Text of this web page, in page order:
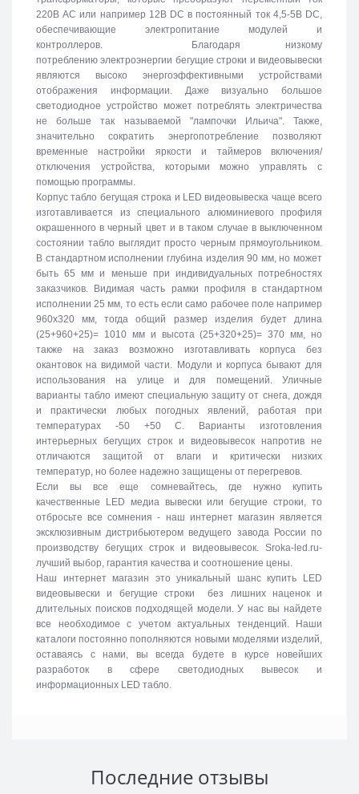
220В АС или например 12В DC в постоянный ток 4,5-5В DC,
обеспечивающие электропитание модулей и
контроллеров. Благодаря низкому
потреблению электроэнергии бегущие строки и видеовывески
являются высоко энергоэффективными устройствами
отображения информации. Даже визуально большое
светодиодное устройство может потреблять электричества
не больше так называемой "лампочки Ильича". Также,
значительно сократить энергопотребление позволяют
временные настройки яркости и таймеров включения/
отключения устройства, которыми можно управлять с
помощью программы.
Корпус табло бегущая строка и LED видеовывеска чаще всего
изготавливается из специального алюминиевого профиля
окрашенного в черный цвет и в таком случае в выключенном
состоянии табло выглядит просто черным прямоугольником.
В стандартном исполнении глубина изделия 90 мм, но может
быть 65 мм и меньше при индивидуальных потребностях
заказчиков. Видимая часть рамки профиля в стандартном
исполнении 25 мм, то есть если само рабочее поле например
960х320 мм, тогда общий размер изделия будет длина
(25+960+25)= 1010 мм и высота (25+320+25)= 370 мм, но
также на заказ возможно изготавливать корпуса без
окантовок на видимой части. Модули и корпуса бывают для
использования на улице и для помещений. Уличные
варианты табло имеют специальную защиту от снега, дождя
и практически любых погодных явлений, работая при
температурах -50 +50 C. Варианты изготовления
интерьерных бегущих строк и видеовывесок напротив не
отличаются защитой от влаги и критически низких
температур, но более надежно защищены от перегревов.
Если вы все еще сомневайтесь, где нужно купить
качественные LED медиа вывески или бегущие строки, то
отбросьте все сомнения - наш интернет магазин является
эксклюзивным дистрибьютером ведущего завода России по
производству бегущих строк и видеовывесок. Sroka-led.ru-
лучший выбор, гарантия качества и соотношение цены.
Наш интернет магазин это уникальный шанс купить LED
видеовывески и бегущие строки без лишних наценок и
длительных поисков подходящей модели. У нас вы найдете
все необходимое с учетом актуальных тенденций. Наши
каталоги постоянно пополняются новыми моделями изделий,
оставаясь с нами, вы всегда будете в курсе новейших
разработок в сфере светодиодных вывесок и
информационных LED табло.
Последние отзывы